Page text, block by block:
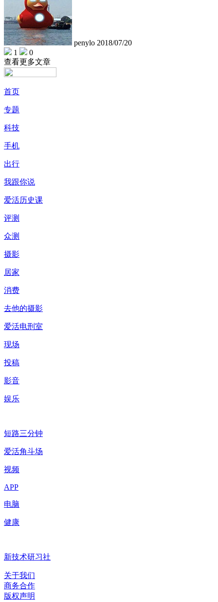
penylo 2018/07/20
1
0
查看更多文章
首页
专题
科技
手机
出行
我跟你说
爱活历史课
评测
众测
摄影
居家
消费
去他的摄影
爱活电刑室
现场
投稿
影音
娱乐
短路三分钟
爱活角斗场
视频
APP
电脑
健康
新技术研习社
关于我们
商务合作
版权声明